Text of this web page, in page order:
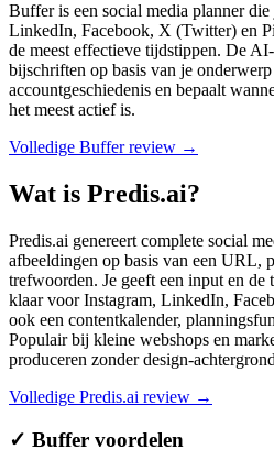
Buffer is een social media planner
LinkedIn, Facebook, X (Twitter) en
de meest effectieve tijdstippen. De
bijschriften op basis van je
accountgeschiedenis en bepaalt
het meest actief is.
Volledige Bufferreview →
Wat is Predis.ai?
Predis.ai genereert complete social
afbeeldingen op basis van een URL,
trefwoorden. Je geeft een input en de
klaar voor Instagram, LinkedIn,
ook een contentkalender,
Populair bij kleine webshops en
produceren zonder design-
Volledige Predis.ai review →
✓ Buffer voordelen